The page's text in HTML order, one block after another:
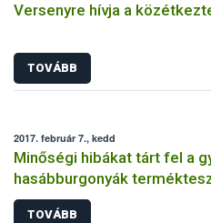
Versenyre hívja a
TOVÁBB
2017. február 7., kedd
Minőségi hibákat tárt fel a
hasábburgonyák
TOVÁBB